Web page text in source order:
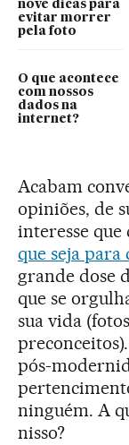
nove dicas para
evitar morrer
pela foto
O que acontece
com nossos
dados na
internet?
Acabam
opiniões, de
interesse
que seja para
grande dose
que se
sua vida
pós-
ninguém. A
nisso?